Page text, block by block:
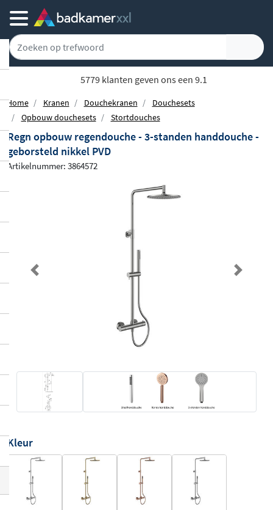
5779 klanten geven ons een 9.1
Home Kranen Douchekranen
Douchesets
Opbouw douchesets
Stortdouches
Regn opbouw regendouche - 3-standen handdouche -
geborsteld nikkel PVD
Artikelnummer: 3864572
Previous Next
Kleur